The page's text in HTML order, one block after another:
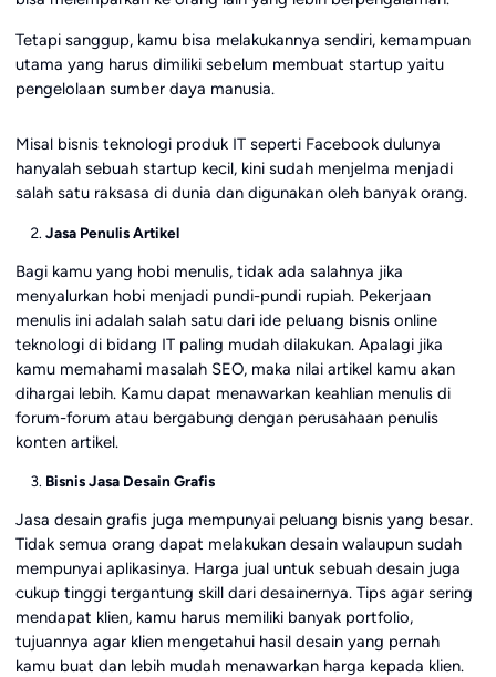
Tetapi sanggup, kamu bisa melakukannya sendiri, kemampuan
utama yang harus dimiliki sebelum membuat startup yaitu
pengelolaan sumber daya manusia.
Misal bisnis teknologi produk IT seperti Facebook dulunya
hanyalah sebuah startup kecil, kini sudah menjelma menjadi
salah satu raksasa di dunia dan digunakan oleh banyak orang.
Jasa Penulis Artikel
Bagi kamu yang hobi menulis, tidak ada salahnya jika
menyalurkan hobi menjadi pundi-pundi rupiah. Pekerjaan
menulis ini adalah salah satu dari ide peluang bisnis online
teknologi di bidang IT paling mudah dilakukan. Apalagi jika
kamu memahami masalah SEO, maka nilai artikel kamu akan
dihargai lebih. Kamu dapat menawarkan keahlian menulis di
forum-forum atau bergabung dengan perusahaan penulis
konten artikel.
Bisnis Jasa Desain Grafis
Jasa desain grafis juga mempunyai peluang bisnis yang besar.
Tidak semua orang dapat melakukan desain walaupun sudah
mempunyai aplikasinya. Harga jual untuk sebuah desain juga
cukup tinggi tergantung skill dari desainernya. Tips agar sering
mendapat klien, kamu harus memiliki banyak portfolio,
tujuannya agar klien mengetahui hasil desain yang pernah
kamu buat dan lebih mudah menawarkan harga kepada klien.